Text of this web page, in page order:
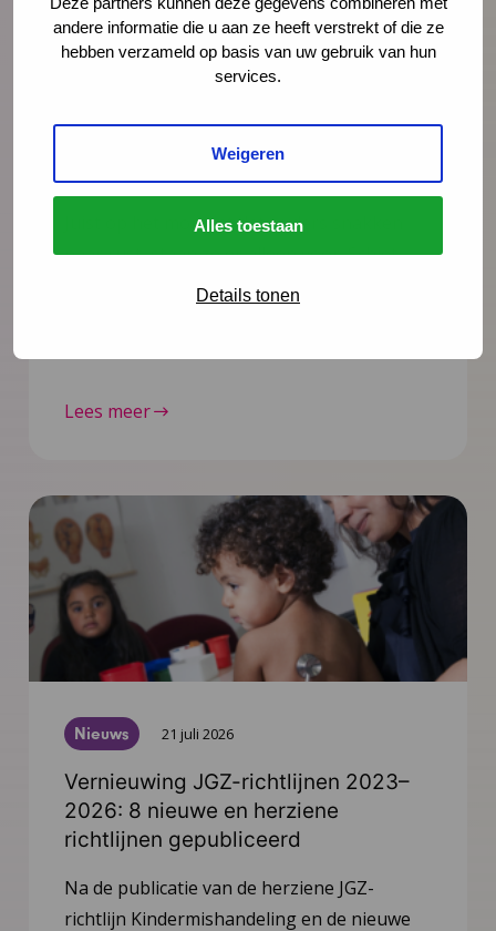
andere informatie die u aan ze heeft verstrekt of die ze
hebben verzameld op basis van uw gebruik van hun
services.
Weigeren
Alles toestaan
Details tonen
Opinie: Vakantie? De stress van
ouders loopt alleen maar op
Juist op het moment dat ouders snakken
naar rust, staan ze er alleen voor. Schiet
hen te hulp, noteert Igor Ivakic, directeur-
Lees meer
Nieuws 21 juli 2026
Vernieuwing JGZ-richtlijnen 2023–
2026: 8 nieuwe en herziene
richtlijnen gepubliceerd
Na de publicatie van de herziene JGZ-
richtlijn Kindermishandeling en de nieuwe